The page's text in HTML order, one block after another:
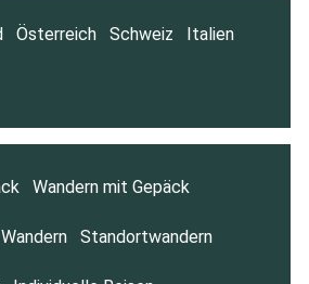
Österreich Schweiz Italien
Wandern mit Gepäck
Wandern Standortwandern